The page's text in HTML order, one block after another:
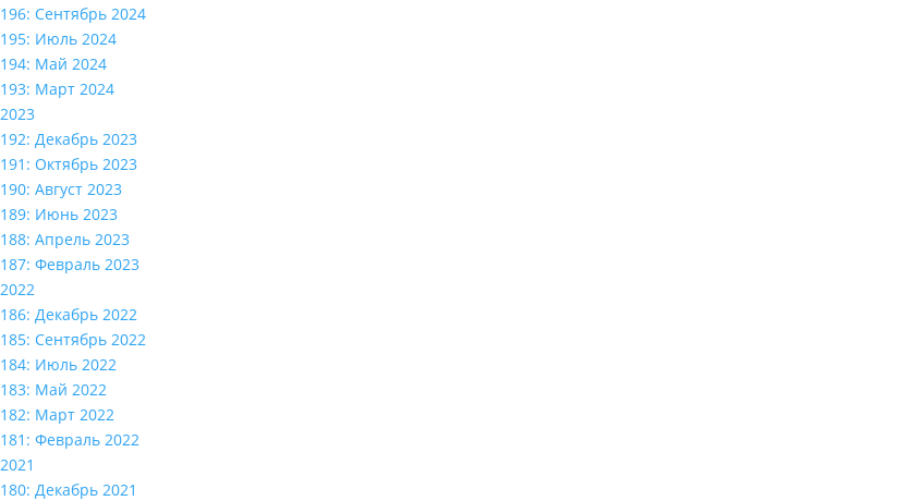
196: Сентябрь 2024
195: Июль 2024
194: Май 2024
193: Март 2024
2023
192: Декабрь 2023
191: Октябрь 2023
190: Август 2023
189: Июнь 2023
188: Апрель 2023
187: Февраль 2023
2022
186: Декабрь 2022
185: Сентябрь 2022
184: Июль 2022
183: Май 2022
182: Март 2022
181: Февраль 2022
2021
180: Декабрь 2021